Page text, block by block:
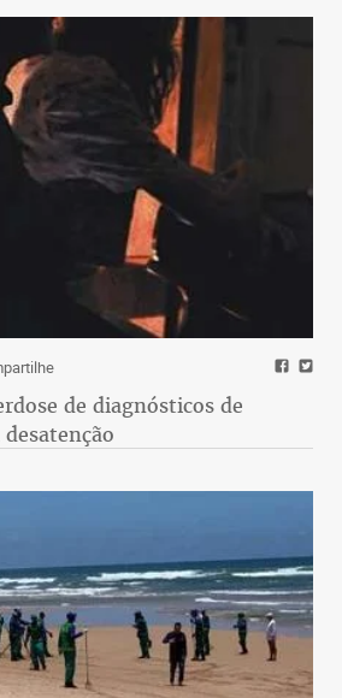
de diagnósticos de